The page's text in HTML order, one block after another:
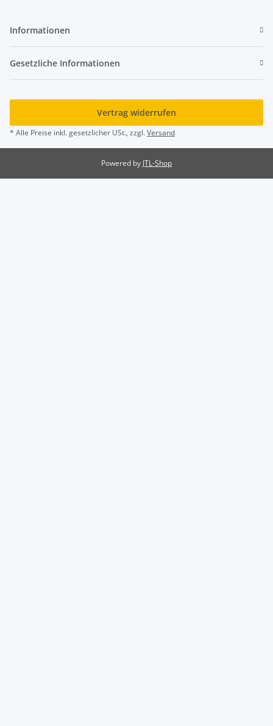
Informationen
Gesetzliche Informationen
Vertrag widerrufen
* Alle Preise inkl. gesetzlicher USt., zzgl.Versand
Powered by JTL-Shop